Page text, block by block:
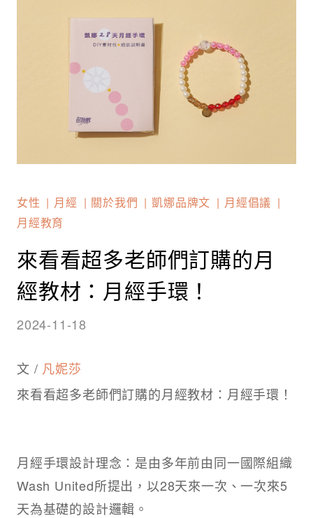
女性 月經 關於我們 凱娜品牌文
月經倡議
月經教育
來看看超多老師們訂購的月
經教材：月經手環！
2024-11-18
文 / 凡妮莎
來看看超多老師們訂購的月經教材：月經手環！
月經手環設計理念：是由多年前由同一國際組織
Wash United所提出，以28天來一次、一次來5
天為基礎的設計邏輯。